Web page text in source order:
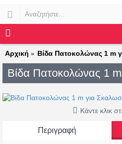
Αρχική Βίδα Πατοκολώνας 1 m
Κάντε κλικ
Περιγραφή